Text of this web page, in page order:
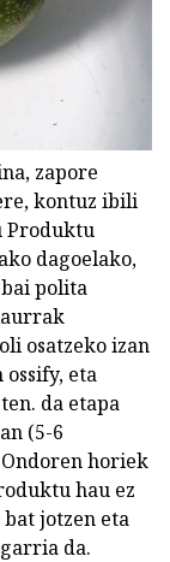
zapore
kontuz ibili
Produktu
dagoelako,
polita
osatzeko izan
eta
da etapa
(5-6
horiek
hau ez
jotzen eta
da.